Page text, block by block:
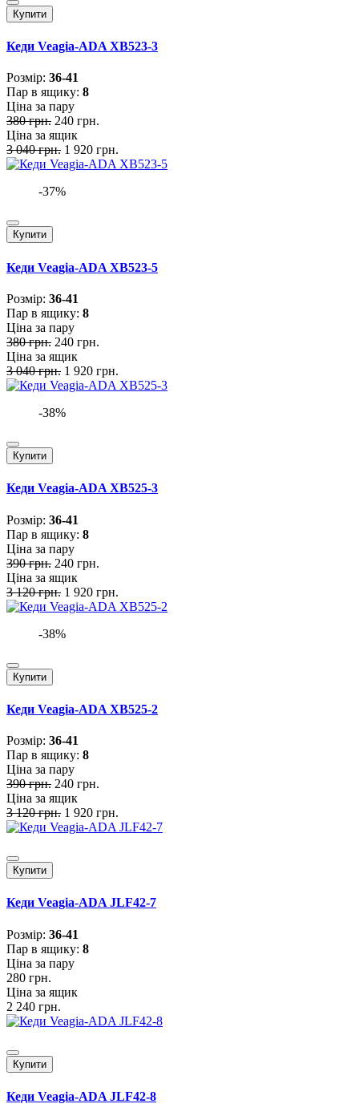
Купити
Кеди Veagia-ADA XB523-3
Розмiр: 36-41
Пар в ящику: 8
Ціна за пару
380 грн. 240 грн.
Ціна за ящик
3 040 грн. 1 920 грн.
-37%
Купити
Кеди Veagia-ADA XB523-5
Розмiр: 36-41
Пар в ящику: 8
Ціна за пару
380 грн. 240 грн.
Ціна за ящик
3 040 грн. 1 920 грн.
-38%
Купити
Кеди Veagia-ADA XB525-3
Розмiр: 36-41
Пар в ящику: 8
Ціна за пару
390 грн. 240 грн.
Ціна за ящик
3 120 грн. 1 920 грн.
-38%
Купити
Кеди Veagia-ADA XB525-2
Розмiр: 36-41
Пар в ящику: 8
Ціна за пару
390 грн. 240 грн.
Ціна за ящик
3 120 грн. 1 920 грн.
Купити
Кеди Veagia-ADA JLF42-7
Розмiр: 36-41
Пар в ящику: 8
Ціна за пару
280 грн.
Ціна за ящик
2 240 грн.
Купити
Кеди Veagia-ADA JLF42-8